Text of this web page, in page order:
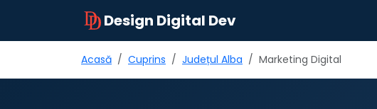
Design Digital Dev
Acasă Cuprins Județul Alba Marketing Digital